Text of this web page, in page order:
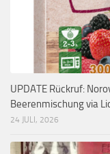
UPDATE Rückruf:
Beerenmischung via
24 JULI, 2026